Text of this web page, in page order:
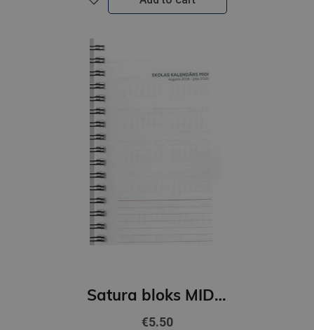
Satura bloks MIDI spirex 26-27 2316691000
€5.50